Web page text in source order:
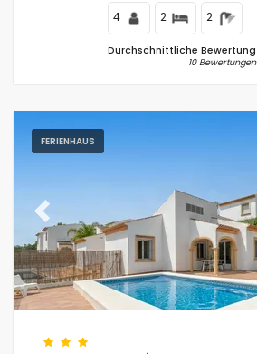
4 2 2
Durchschnittliche Bewertung
10 Bewertungen
FERIENHAUS
Previous